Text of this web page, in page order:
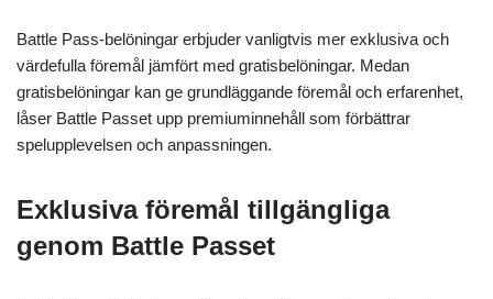
Battle Pass-belöningar erbjuder vanligtvis mer exklusiva och
värdefulla föremål jämfört med gratisbelöningar. Medan
gratisbelöningar kan ge grundläggande föremål och erfarenhet,
låser Battle Passet upp premiuminnehåll som förbättrar
spelupplevelsen och anpassningen.
Exklusiva föremål tillgängliga
genom Battle Passet